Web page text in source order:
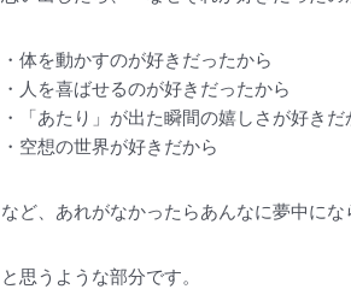
・体を動かすのが好きだったから
・人を喜ばせるのが好きだったから
・「あたり」が出た瞬間の嬉しさが好きだ
・空想の世界が好きだから
など、あれがなかったらあんなに夢中にな
と思うような部分です。